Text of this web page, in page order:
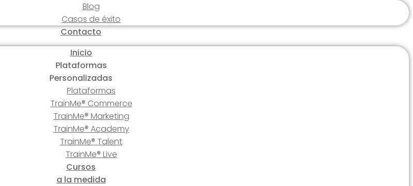
Blog
Casos de éxito
Contacto
Inicio
Plataformas
Personalizadas
Plataformas
TrainMe® Commerce
TrainMe® Marketing
TrainMe® Academy
TrainMe® Talent
TrainMe® Live
Cursos
a la medida